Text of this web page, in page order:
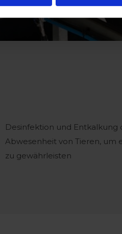
Desinfektion und Entkalkung
Abwesenheit von Tieren, um
zu gewährleisten